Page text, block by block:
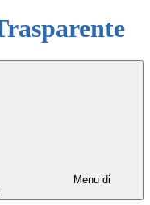
Menu di